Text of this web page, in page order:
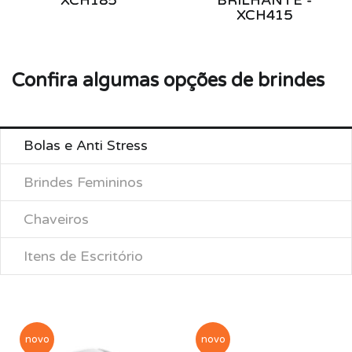
XCH415
Confira algumas opções de brindes
Bolas e Anti Stress
Brindes Femininos
Chaveiros
Itens de Escritório
novo novo